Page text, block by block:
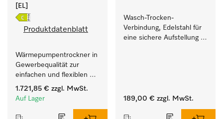
[EL]
Produktdatenblatt
Wärmepumpentrockner in
Gewerbequalität zur
einfachen und flexiblen
Aufstellung ohne
Abluftleitung.
1.721,85 € zzgl. MwSt.
Auf Lager
Wasch-Trocken-
Verbindung, Edelstahl für
eine sichere Aufstellung
189,00 € zzgl. MwSt.